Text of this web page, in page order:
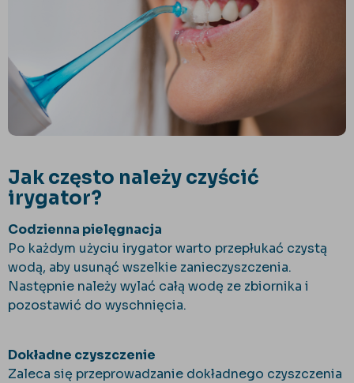
Jak często należy czyścić
irygator?
Codzienna pielęgnacja
Po każdym użyciu irygator warto przepłukać czystą
wodą, aby usunąć wszelkie zanieczyszczenia.
Następnie należy wylać całą wodę ze zbiornika i
pozostawić do wyschnięcia.
Dokładne czyszczenie
Zaleca się przeprowadzanie dokładnego czyszczenia